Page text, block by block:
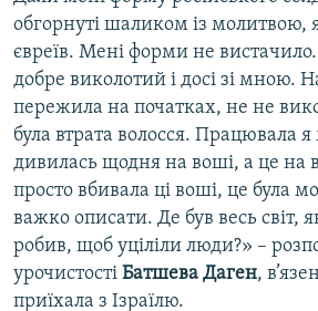
обгорнуті шаликом із молитвою,
євреїв. Мені форми не
добре виколотий і досі зі мною.
пережила на початках, не не
була втрата волосся. Працювала я
дивилась щодня на воші, а це на
просто вбивала ці воші, це була
важко описати. Де був весь світ,
робив, щоб уціліли люди?» –
урочистості Батшева Даген,
приїхала з Ізраїлю.